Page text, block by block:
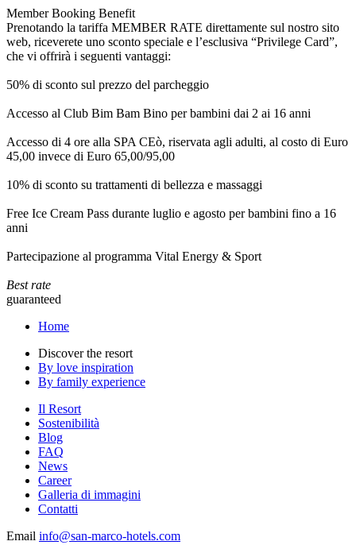
Member Booking Benefit
Prenotando la tariffa MEMBER RATE direttamente sul nostro sito
web, riceverete uno sconto speciale e l’esclusiva “Privilege Card”,
che vi offrirà i seguenti vantaggi:
50% di sconto sul prezzo del parcheggio
Accesso al Club Bim Bam Bino per bambini dai 2 ai 16 anni
Accesso di 4 ore alla SPA CEò, riservata agli adulti, al costo di Euro
45,00 invece di Euro 65,00/95,00
10% di sconto su trattamenti di bellezza e massaggi
Free Ice Cream Pass durante luglio e agosto per bambini fino a 16
anni
Partecipazione al programma Vital Energy & Sport
Best rate
guaranteed
Home
Discover the resort
By love inspiration
By family experience
Il Resort
Sostenibilità
Blog
FAQ
News
Career
Galleria di immagini
Contatti
Email info@san-marco-hotels.com